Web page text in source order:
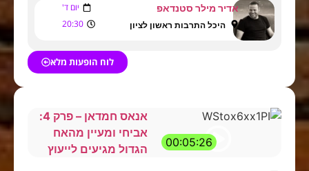
אדיר מילר סטנדאפ יום ד'
היכל התרבות ראשון לציון 20:30
לוח הופעות מלא
00:05:26
אנאס חמדאן – פרק 4:
אביחי ומעיין מהאח
הגדול מגיעים לייעוץ